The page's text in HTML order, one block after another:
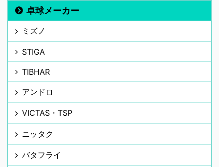
卓球メーカー
ミズノ
STIGA
TIBHAR
アンドロ
VICTAS・TSP
ニッタク
バタフライ